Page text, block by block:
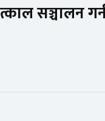
सञ्चालन